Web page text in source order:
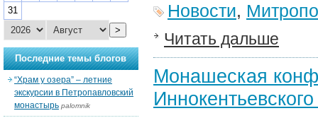
Новости,
Читать дальше
Монашеская
31
>
Последние темы блогов
“Храм у озера” – летние
экскурсии в Петропавловский
монастырь palomnik